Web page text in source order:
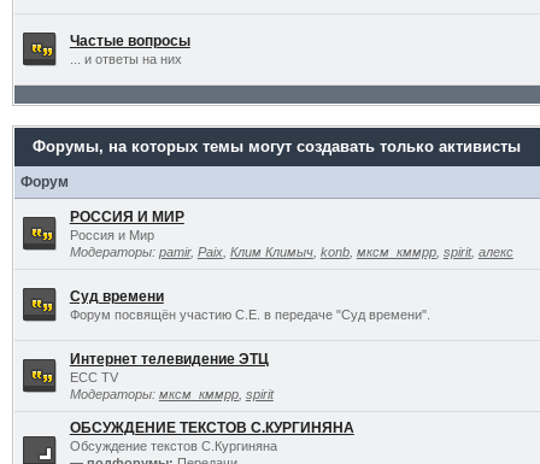
Частые вопросы
... и ответы на них
Форумы, на которых темы могут создавать только активисты
Форум
РОССИЯ И МИР
Россия и Мир
Модераторы: pamir, Paix, Клим Климыч, konb, мксм_кммрр, spirit, алекс
Суд времени
Форум посвящён участию С.Е. в передаче "Суд времени".
Интернет телевидение ЭТЦ
ECC TV
Модераторы: мксм_кммрр, spirit
ОБСУЖДЕНИЕ ТЕКСТОВ С.КУРГИНЯНА
Обсуждение текстов С.Кургиняна